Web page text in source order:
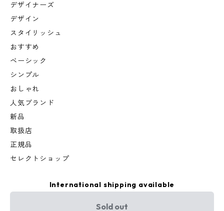
デザイナーズ
デザイン
スタイリッシュ
おすすめ
ベーシック
シンプル
おしゃれ
人気ブランド
新品
取扱店
正規品
セレクトショップ
International shipping available
Sold out